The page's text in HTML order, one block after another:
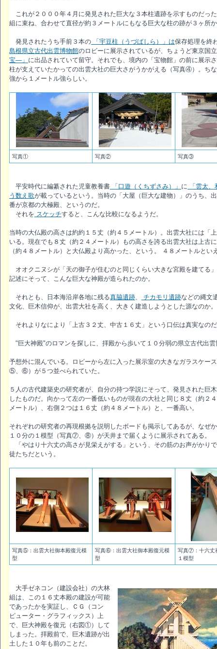
これが２０００年４月に発見された巨大な３本柱遺跡を示すものだっ
組に束ね、合わせて直径が約３メートルにもなる巨大な柱の跡が３ヶ所
発見されたうち手前３本の 「宇豆柱（うづばしら）」は保存処理を終
島根県立古代出雲博物館のロビーに展示されているが、ちょうど東京国
宝―」 に出品されていて留守。それでも、境内の「宝物館」の前に展示
柱が支えていたかっての出雲大社の巨大さがうかがえる（写真④）。ち
強から１メートル強らしい。
写真① 写真② 写真③
平安時代に編纂された児童教養書 「口遊（くちずさみ）」 に 「雲太
う数え歌が載っているという。当時の「大屋（巨大な建物）」のうち、
番が京都の大極殿、というのだ。
それを スケッチすると、こんな比較になるようだ。
当時の大仏殿の高さは約約１５丈（約４５メートル）。出雲大社には「
いる。現在でも８丈（約２４メートル）もの高さを誇る出雲大社は上古
（約４８メートル）と大仏殿より高かった、という。 ４８メートルと
オオクニヌシが「天の御子が住むのと同じくらい大きな宮殿を建てる
記述にそって、こんな巨大な神殿が造られたのか。
それとも、日本海沿岸各地に残る真脇遺跡、 チカモリ遺跡などの縄文
文化、巨木信仰が、出雲大社を高く、大きく建造しようとした源なのか。
それよりなにより「上古３２丈、中古１６丈」という口伝は真実なの
"巨大神殿"のロマンを探しに、拝殿から歩いて１０分弱の県立古代出
予想外に混んでいる。ロビーから左に入った展示室の大きなガラスケー
⑤、⑥）が５つ並べられていた。
５人の古代建築史の研究者が、自分の持つ学説にそって、発見された巨
したものだ。向かって左の一番低いものが現在の大社と同じ８丈（約２
メートル）、右側２つは１６丈（約４８メートル）と、一番高い。
それぞれの研究者の再現根拠を説明したボードも掲示してあるが、なぜ
１０分の１模型（写真⑦、⑧）が天井まで届くように展示されてある。
「やはり十六丈の高さが見栄えがする」という、その筋のお声がかり
徒たちだという。
写真⑤：出雲大社御本殿復元模
型
写真⑥：出雲大社御本殿復元模
型
写真⑦：十六丈
１模型
大手ゼネコン（建設会社）の大林
組は、この１６丈本殿の建設が可能
であったかを実証し、ＣＧ（コン
ピューター・グラフィックス）上
で、巨大神殿を復元（右図①）して
しまった。拝殿前で、巨木遺跡が出
土した１０年も前のことだ。